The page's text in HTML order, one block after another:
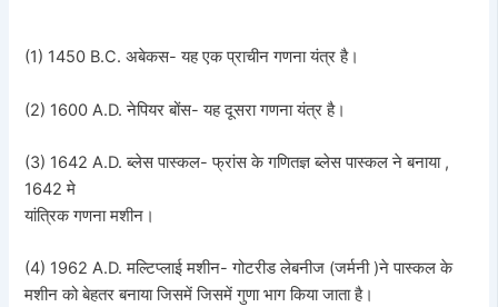
(1) 1450 B.C. अबेकस- यह एक प्राचीन गणना यंत्र है।
(2) 1600 A.D. नेपियर बोंस- यह दूसरा गणना यंत्र है।
(3) 1642 A.D. ब्लेस पास्कल- फ्रांस के गणितज्ञ ब्लेस पास्कल ने बनाया ,
1642 मे
यांत्रिक गणना मशीन।
(4) 1962 A.D. मल्टिप्लाई मशीन- गोटरीड लेबनीज (जर्मनी )ने पास्कल के
मशीन को बेहतर बनाया जिसमें जिसमें गुणा भाग किया जाता है।